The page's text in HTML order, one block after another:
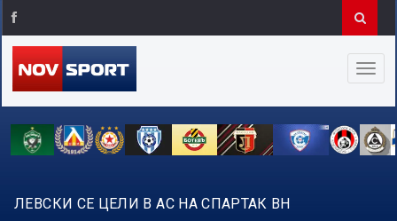
ЛЕВСКИ СЕ ЦЕЛИ В АС НА СПАРТАК ВН